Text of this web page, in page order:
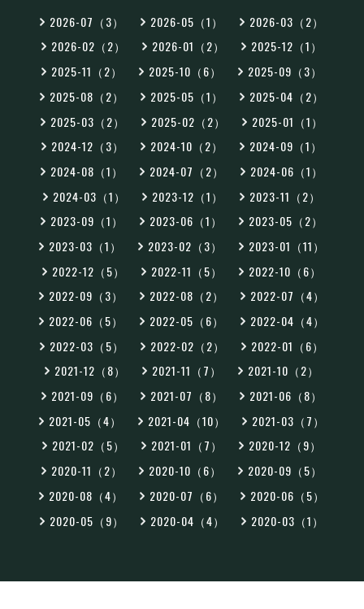
2026-07（3） 2026-05（1）
2026-03（2）
2026-02（2）
2026-01（2）
2025-12（1）
2025-11（2）
2025-10（6）
2025-09（3）
2025-08（2）
2025-05（1）
2025-04（2）
2025-03（2）
2025-02（2）
2025-01（1）
2024-12（3）
2024-10（2）
2024-09（1）
2024-08（1）
2024-07（2）
2024-06（1）
2024-03（1）
2023-12（1）
2023-11（2）
2023-09（1）
2023-06（1）
2023-05（2）
2023-03（1）
2023-02（3）
2023-01（11）
2022-12（5）
2022-11（5）
2022-10（6）
2022-09（3）
2022-08（2）
2022-07（4）
2022-06（5）
2022-05（6）
2022-04（4）
2022-03（5）
2022-02（2）
2022-01（6）
2021-12（8）
2021-11（7）
2021-10（2）
2021-09（6）
2021-07（8）
2021-06（8）
2021-05（4）
2021-04（10）
2021-03（7）
2021-02（5）
2021-01（7）
2020-12（9）
2020-11（2）
2020-10（6）
2020-09（5）
2020-08（4）
2020-07（6）
2020-06（5）
2020-05（9）
2020-04（4） 2020-03（1）